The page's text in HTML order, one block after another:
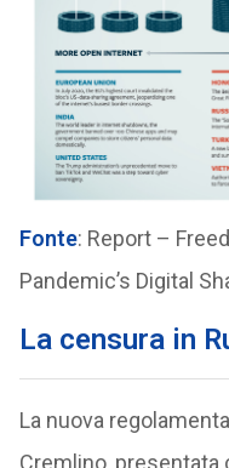
Fonte: Report –
Pandemic’s Digital
La censura in
La nuova
Cremlino, presentata